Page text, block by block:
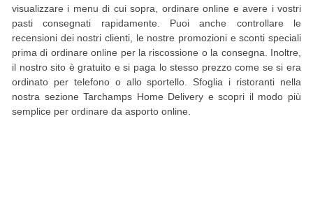
visualizzare i menu di cui sopra, ordinare online e avere i vostri
pasti consegnati rapidamente. Puoi anche controllare le
recensioni dei nostri clienti, le nostre promozioni e sconti speciali
prima di ordinare online per la riscossione o la consegna. Inoltre,
il nostro sito è gratuito e si paga lo stesso prezzo come se si era
ordinato per telefono o allo sportello. Sfoglia i ristoranti nella
nostra sezione Tarchamps Home Delivery e scopri il modo più
semplice per ordinare da asporto online.